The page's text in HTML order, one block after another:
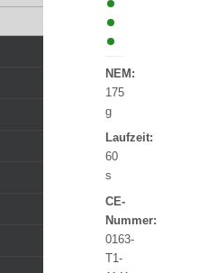
NEM:
175
g
Laufzeit:
60
s
CE-
Nummer:
0163-
T1-